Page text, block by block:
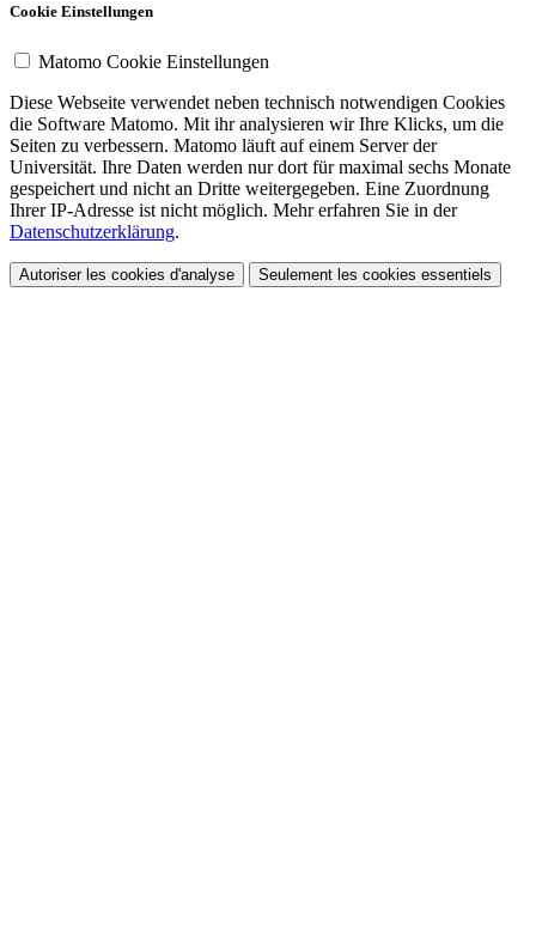
Cookie Einstellungen
Matomo Cookie Einstellungen
Diese Webseite verwendet neben technisch notwendigen Cookies
die Software Matomo. Mit ihr analysieren wir Ihre Klicks, um die
Seiten zu verbessern. Matomo läuft auf einem Server der
Universität. Ihre Daten werden nur dort für maximal sechs Monate
gespeichert und nicht an Dritte weitergegeben. Eine Zuordnung
Ihrer IP-Adresse ist nicht möglich. Mehr erfahren Sie in der
Datenschutzerklärung.
Autoriser les cookies d'analyse Seulement les cookies essentiels